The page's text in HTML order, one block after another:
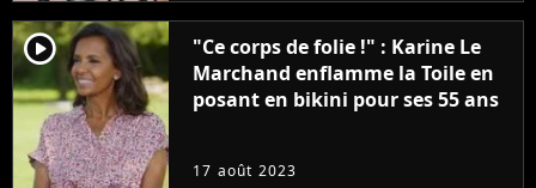
player2
"Ce corps de folie !" : Karine Le
Marchand enflamme la Toile en
posant en bikini pour ses 55 ans
17 août 2023